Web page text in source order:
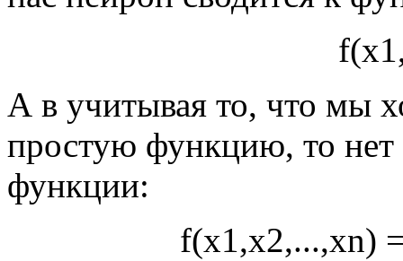
f(x1
А в учитывая то, что мы
простую функцию, то
функции:
f(x1,x2,...,xn)